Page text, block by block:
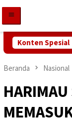
konten
Konten Spesial
KPK! Abdul
Beranda Nasional
HARIMAU